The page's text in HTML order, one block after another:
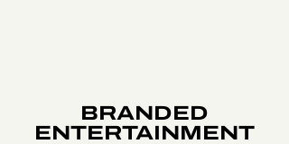
BRANDED
ENTERTAINMENT